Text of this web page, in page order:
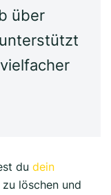
über
du dein
löschen und